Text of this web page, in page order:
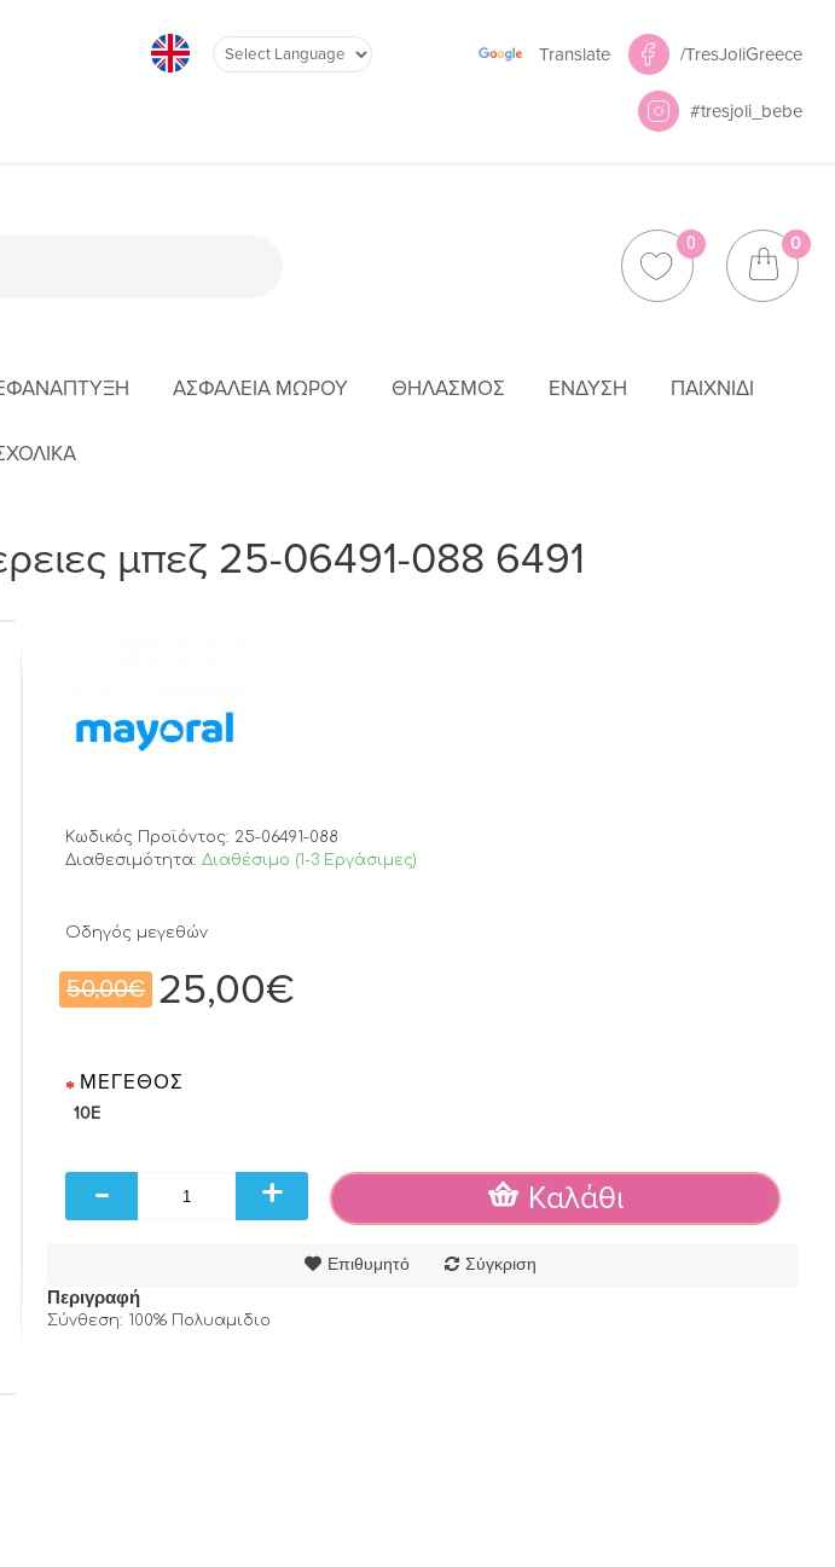
Translate /TresJoliGreece
#tresjoli_bebe
0 0
ΑΣΦΆΛΕΙΑ ΜΩΡΟΎ ΘΗΛΑΣΜΌΣ ΈΝΔΥΣΗ ΠΑΙΧΝΊΔΙ
μπεζ 25-06491-088 6491
Κωδικός Προϊόντος: 25-06491-088
Διαθεσιμότητα: Διαθέσιμο (1-3 Εργάσιμες)
Οδηγός μεγεθών
50,00€ 25,00€
ΜΈΓΕΘΟΣ
10E
- + Καλάθι
Επιθυμητό Σύγκριση
Περιγραφή
Σύνθεση: 100% Πολυαμιδιο